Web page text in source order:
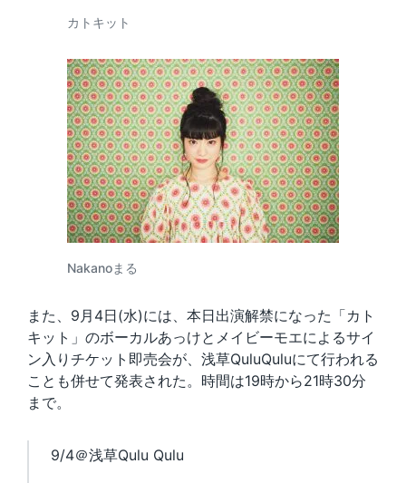
カトキット
Nakanoまる
また、9月4日(水)には、本日出演解禁になった「カト
キット」のボーカルあっけとメイビーモエによるサイ
ン入りチケット即売会が、浅草QuluQuluにて行われる
ことも併せて発表された。時間は19時から21時30分
まで。
9/4＠浅草Qulu Qulu